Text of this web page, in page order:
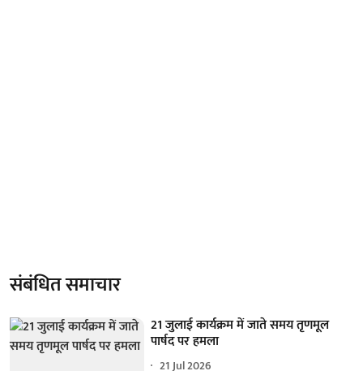
संबंधित समाचार
21 जुलाई कार्यक्रम में जाते समय तृणमूल
पार्षद पर हमला
21 Jul 2026